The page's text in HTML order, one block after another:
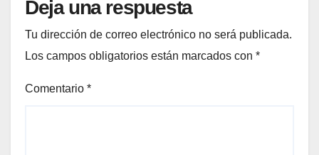
Deja una respuesta
Tu dirección de correo electrónico no será publicada.
Los campos obligatorios están marcados con *
Comentario *